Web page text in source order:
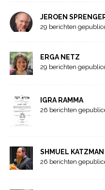
JEROEN
29 berichten
ERGA NETZ
29 berichten
IGRA RAMMA
26 berichten
SHMUEL KATZMAN
26 berichten